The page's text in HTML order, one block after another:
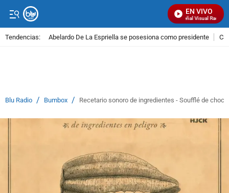
EN VIVO
Señal Visual Radio
Tendencias: Abelardo De La Espriella se posesiona como presidente
Blu Radio / Bumbox / Recetario sonoro de ingredientes - Soufflé de